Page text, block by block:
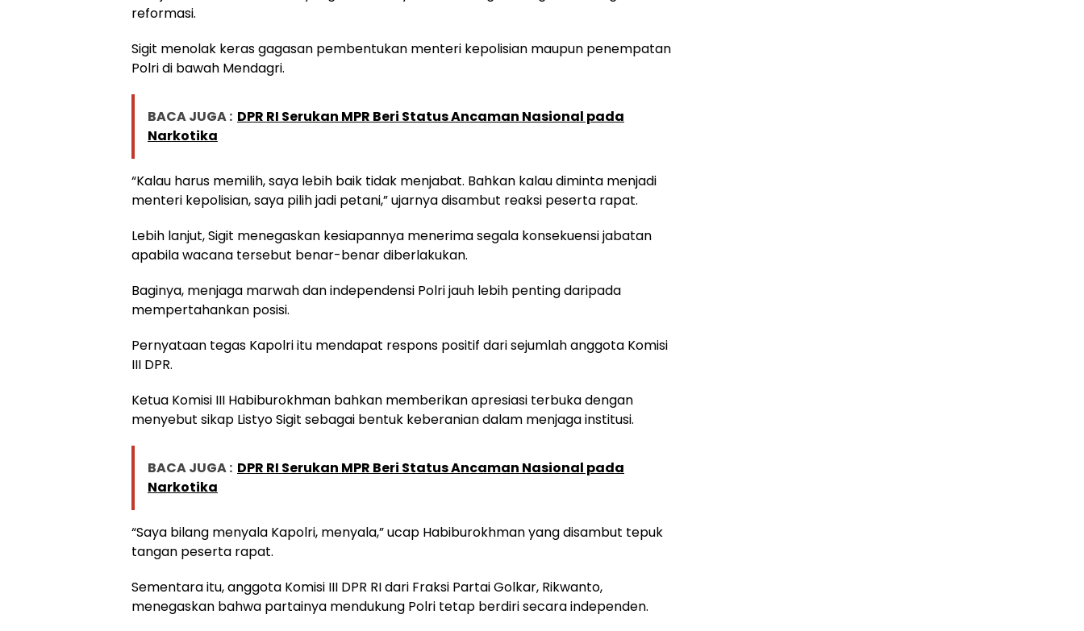
reformasi.
Sigit menolak keras gagasan pembentukan menteri kepolisian maupun penempatan
Polri di bawah Mendagri.
BACA JUGA : DPR RI Serukan MPR Beri Status Ancaman Nasional pada
Narkotika
“Kalau harus memilih, saya lebih baik tidak menjabat. Bahkan kalau diminta menjadi
menteri kepolisian, saya pilih jadi petani,” ujarnya disambut reaksi peserta rapat.
Lebih lanjut, Sigit menegaskan kesiapannya menerima segala konsekuensi jabatan
apabila wacana tersebut benar-benar diberlakukan.
Baginya, menjaga marwah dan independensi Polri jauh lebih penting daripada
mempertahankan posisi.
Pernyataan tegas Kapolri itu mendapat respons positif dari sejumlah anggota Komisi
III DPR.
Ketua Komisi III Habiburokhman bahkan memberikan apresiasi terbuka dengan
menyebut sikap Listyo Sigit sebagai bentuk keberanian dalam menjaga institusi.
BACA JUGA : DPR RI Serukan MPR Beri Status Ancaman Nasional pada
Narkotika
“Saya bilang menyala Kapolri, menyala,” ucap Habiburokhman yang disambut tepuk
tangan peserta rapat.
Sementara itu, anggota Komisi III DPR RI dari Fraksi Partai Golkar, Rikwanto,
menegaskan bahwa partainya mendukung Polri tetap berdiri secara independen.